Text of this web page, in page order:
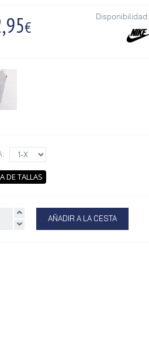
€
Disponibilidad:
DE TALLAS
AÑADIR A LA CESTA